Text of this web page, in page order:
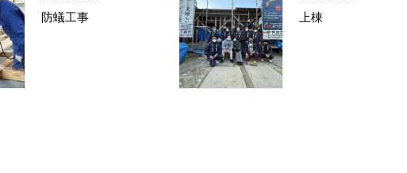
防蟻工事 上棟